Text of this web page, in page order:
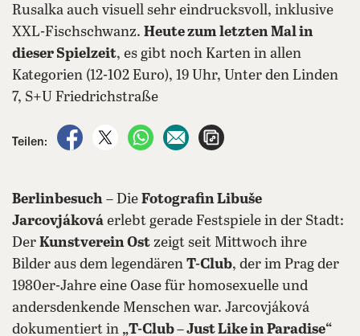
Rusalka auch visuell sehr eindrucksvoll, inklusive
XXL-Fischschwanz. Heute zum letzten Mal in
dieser Spielzeit, es gibt noch Karten in allen
Kategorien (12-102 Euro), 19 Uhr, Unter den Linden
7, S+U Friedrichstraße
Teilen:
auf Facebook teilen
auf X teilenper WhatsApp teilen
per E-Mail teilen
Berlinbesuch – Die Fotografin Libuše
Jarcovjáková erlebt gerade Festspiele in der Stadt:
Der Kunstverein Ost zeigt seit Mittwoch ihre
Bilder aus dem legendären T-Club, der im Prag der
1980er-Jahre eine Oase für homosexuelle und
andersdenkende Menschen war. Jarcovjáková
dokumentiert in „T-Club – Just Like in Paradise“